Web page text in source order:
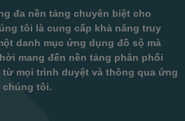
đa nền tảng chuyên biệt cho
tôi là cung cấp khả năng truy
danh mục ứng dụng đồ sộ mà
mang đến nền tảng phân phối
mọi trình duyệt và thông qua ứng
tôi.